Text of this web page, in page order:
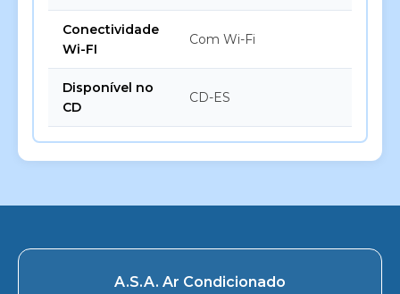
Conectividade
Wi-FI
Com Wi-Fi
Disponível no
CD
CD-ES
A.S.A. Ar Condicionado